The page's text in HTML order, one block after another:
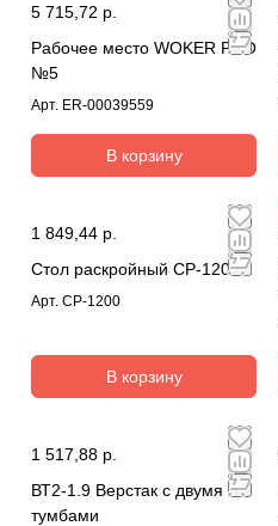
5 715,72 р.
Рабочее место WOKER PRO
№5
Арт. ER-00039559
В корзину
1 849,44 р.
Стол раскройный СР-1200
Арт. СР-1200
В корзину
1 517,88 р.
ВТ2-1.9 Верстак с двумя
тумбами